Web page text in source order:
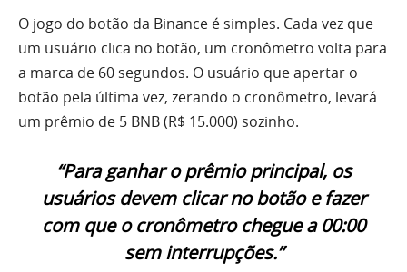
O jogo do botão da Binance é simples. Cada vez que
um usuário clica no botão, um cronômetro volta para
a marca de 60 segundos. O usuário que apertar o
botão pela última vez, zerando o cronômetro, levará
um prêmio de 5 BNB (R$ 15.000) sozinho.
“Para ganhar o prêmio principal, os
usuários devem clicar no botão e fazer
com que o cronômetro chegue a 00:00
sem interrupções.”